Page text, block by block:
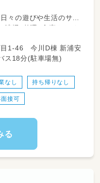
3-1-1
育園神納園
3
々の遊びや生活のサポ
清掃・整理、食事やトイ
護者対応などを担いま
で、子どもたち一人ひ
る時間が多くありま
く働けるのが特長です。
室内遊び/お散歩)
/ブレスチェック/休憩)
室内遊び/お散歩)
46 今川D棟 新浦安
ス18分(駐車場無)
なし 持ち帰りなし
接可
る